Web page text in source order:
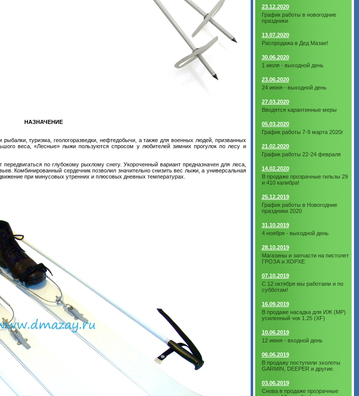
НАЗНАЧЕНИЕ
туризма, геологоразведки, нефтедобычи, а также для военных людей, призванных
веса, «Лесные» лыжи пользуются спросом у любителей зимних прогулок по лесу и
по глубокому рыхлому снегу. Укороченный вариант предназначен для леса,
Комбинированный сердечник позволил значительно снизить вес лыжи, а универсальная
при минусовых утренних и плюсовых дневных температурах.
23.12.2020
График работы в новогодние
праздники
13.07.2020
Распродажа в Дед Мазае!
30.06.2020
1 июля - выходной день
23.06.2020
24 июня - выходной день
27.03.2020
Вводятся карантинные меры
05.03.2020
График работы 7-9 марта 2020г
21.02.2020
График работы 22-24 февраля
14.02.2020
В продаже прозрачные гильзы 29
и 410 калибра!
25.12.2019
График работы в Новогодние
праздники 2020
31.10.2019
4 ноября - выходной день
28.10.2019
Магазины и запчасти на пистолет
ГРОЗА и ХОРХЕ
07.10.2019
С 12 октября мы работаем и по
субботам!
16.09.2019
В продаже насадка для ИЖ (МР)
усиленный чок 1.25 (XF)
10.06.2019
12 июня - входной день
06.06.2019
В продажу поступили эхолоты
GARMIN, DEEPER и другие.
03.06.2019
Снова в продаже прозрачные